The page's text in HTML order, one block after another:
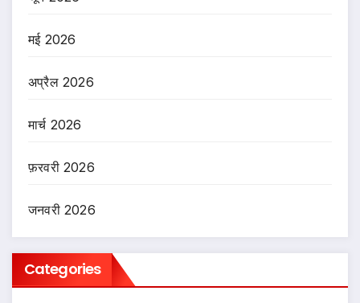
मई 2026
अप्रैल 2026
मार्च 2026
फ़रवरी 2026
जनवरी 2026
Categories